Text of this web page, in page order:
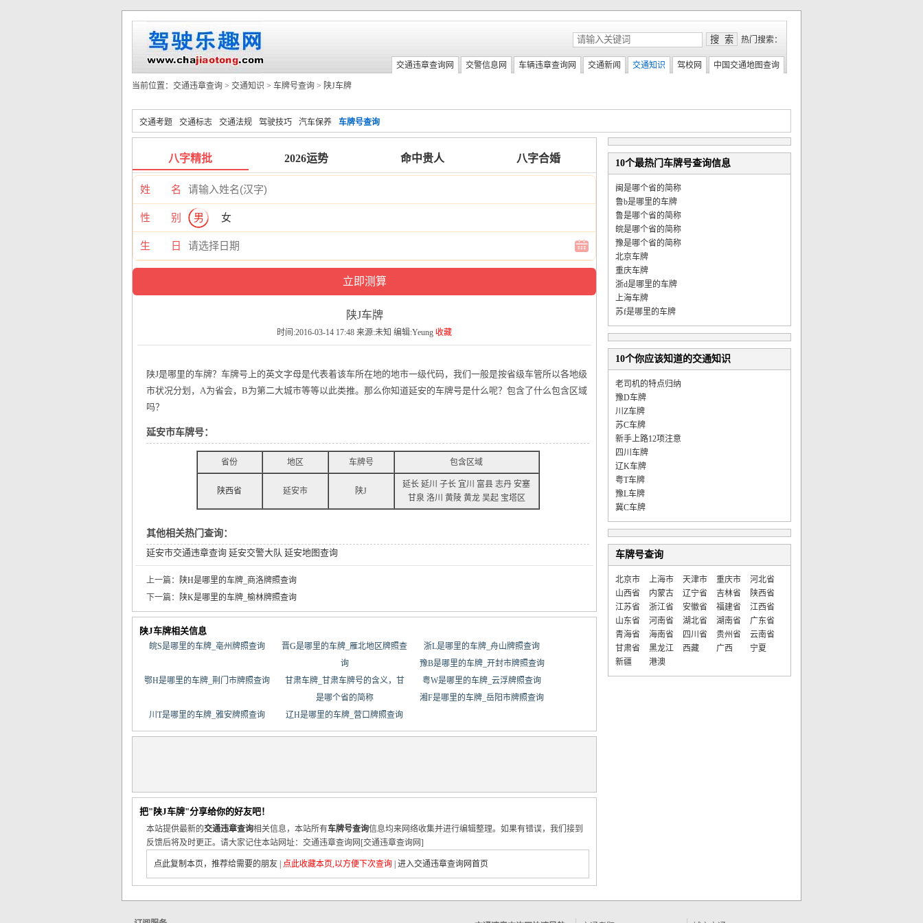
热门搜索：
交通违章查询网 交警信息网 车辆违章查询网 交通新闻 交通知识 驾校网 中国交通地图查询
当前位置： 交通违章查询 > 交通知识 > 车牌号查询 > 陕J车牌
交通考题 交通标志 交通法规 驾驶技巧 汽车保养 车牌号查询
八字精批 2026运势 命中贵人 八字合婚
姓 名
性 别 男 女
生 日
陕J车牌
时间:2016-03-14 17:48 来源:未知 编辑:Yeung 收藏
陕J是哪里的车牌？车牌号上的英文字母是代表着该车所在地的地市一级代码，我们一般是按省级车管所以各地级
市状况分划，A为省会，B为第二大城市等等以此类推。那么你知道延安的车牌号是什么呢？包含了什么包含区域
吗？
延安市车牌号：
省份 地区 车牌号 包含区域
陕西省 延安市 陕J
延长 延川 子长 宜川 富县 志丹 安塞
甘泉 洛川 黄陵 黄龙 吴起 宝塔区
其他相关热门查询：
延安市交通违章查询 延安交警大队 延安地图查询
上一篇：
陕H是哪里的车牌_商洛牌照查询
下一篇：
陕K是哪里的车牌_榆林牌照查询
陕J车牌相关信息
皖S是哪里的车牌_亳州牌照查询
晋G是哪里的车牌_雁北地区牌照查
询
浙L是哪里的车牌_舟山牌照查询
豫B是哪里的车牌_开封市牌照查询
鄂H是哪里的车牌_荆门市牌照查询
甘肃车牌_甘肃车牌号的含义，甘
是哪个省的简称
粤W是哪里的车牌_云浮牌照查询
湘F是哪里的车牌_岳阳市牌照查询
川T是哪里的车牌_雅安牌照查询
辽H是哪里的车牌_营口牌照查询
把"陕J车牌"分享给你的好友吧！
本站提供最新的交通违章查询相关信息，本站所有车牌号查询信息均来网络收集并进行编辑整理。如果有错误，我们接到
反馈后将及时更正。请大家记住本站网址：交通违章查询网[交通违章查询网]
点此复制本页，推荐给需要的朋友 点此收藏本页,以方便下次查询 进入交通违章查询网首页
10个最热门车牌号查询信息
闽是哪个省的简称
鲁b是哪里的车牌
鲁是哪个省的简称
皖是哪个省的简称
豫是哪个省的简称
北京车牌
重庆车牌
浙d是哪里的车牌
上海车牌
苏f是哪里的车牌
10个你应该知道的交通知识
老司机的特点归纳
豫D车牌
川Z车牌
苏C车牌
新手上路12项注意
四川车牌
辽K车牌
粤T车牌
豫L车牌
冀C车牌
车牌号查询
北京市 上海市 天津市 重庆市
河北省
山西省
内蒙古 辽宁省 吉林省
陕西省
江苏省
浙江省 安徽省 福建省
江西省
山东省
河南省 湖北省 湖南省
广东省
青海省
海南省 四川省 贵州省
云南省
甘肃省
黑龙江 西藏 广西
宁夏
新疆
港澳